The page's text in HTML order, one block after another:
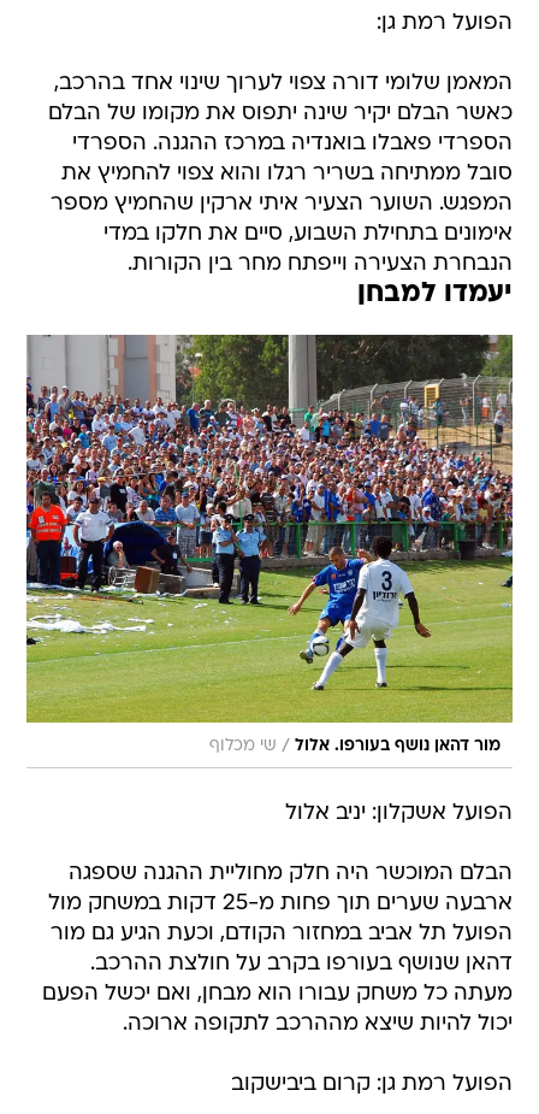
הפועל רמת גן:
המאמן שלומי דורה צפוי לערוך שינוי אחד בהרכב,
כאשר הבלם יקיר שינה יתפוס את מקומו של הבלם
הספרדי פאבלו בואנדיה במרכז ההגנה. הספרדי
סובל ממתיחה בשריר רגלו והוא צפוי להחמיץ את
המפגש. השוער הצעיר איתי ארקין שהחמיץ מספר
אימונים בתחילת השבוע, סיים את חלקו במדי
הנבחרת הצעירה וייפתח מחר בין הקורות.
יעמדו למבחן
מור דהאן נושף בעורפו. אלול / שי מכלוף
הפועל אשקלון: יניב אלול
הבלם המוכשר היה חלק מחוליית ההגנה שספגה
ארבעה שערים תוך פחות מ-25 דקות במשחק מול
הפועל תל אביב במחזור הקודם, וכעת הגיע גם מור
דהאן שנושף בעורפו בקרב על חולצת ההרכב.
מעתה כל משחק עבורו הוא מבחן, ואם יכשל הפעם
יכול להיות שיצא מההרכב לתקופה ארוכה.
הפועל רמת גן: קרום ביבישקוב